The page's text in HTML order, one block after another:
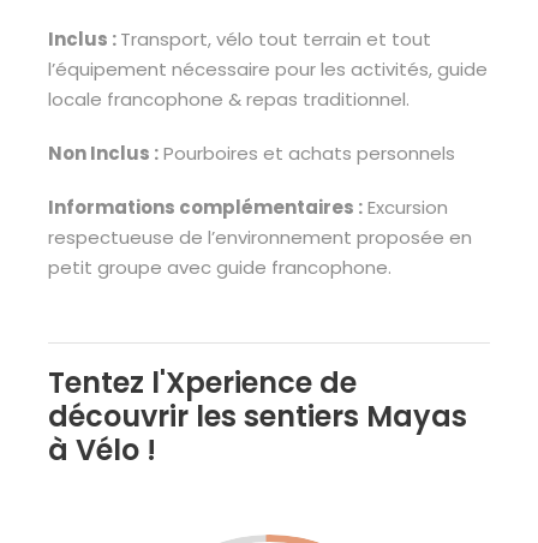
Inclus :Transport, vélo tout terrain et tout
l’équipement nécessaire pour les activités,guide
locale francophone & repas traditionnel.
Non Inclus :Pourboires et achats personnels
Informations complémentaires :Excursion
respectueuse de l’environnement proposée en
petit groupe avec guide francophone.
Tentez l'Xperience de
découvrir les sentiers Mayas
à Vélo !